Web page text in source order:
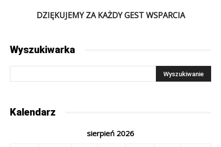
DZIĘKUJEMY ZA KAŻDY GEST WSPARCIA
Wyszukiwarka
Kalendarz
sierpień 2026